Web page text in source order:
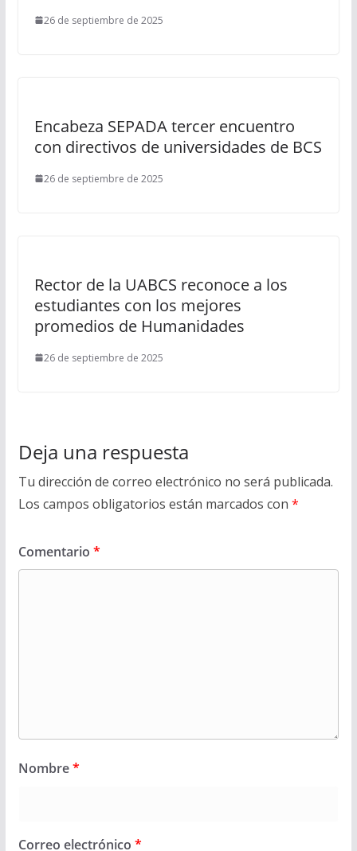
26 de septiembre de 2025
Encabeza SEPADA tercer encuentro
con directivos de universidades de BCS
26 de septiembre de 2025
Rector de la UABCS reconoce a los
estudiantes con los mejores
promedios de Humanidades
26 de septiembre de 2025
Deja una respuesta
Tu dirección de correo electrónico no será publicada.
Los campos obligatorios están marcados con *
Comentario *
Nombre*
Correo electrónico *